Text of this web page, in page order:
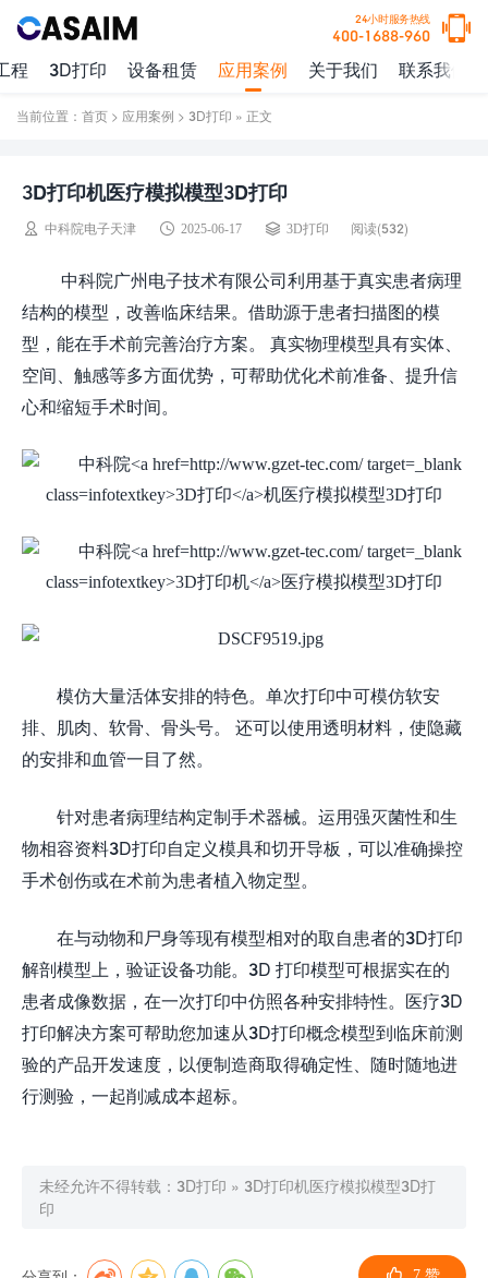
24小时服务热线
400-1688-960
程 3D打印 设备租赁 应用案例 关于我们 联系我们
当前位置： 首页 > 应用案例 > 3D打印 » 正文
3D打印机医疗模拟模型3D打印
中科院电子天津 2025-06-17 3D打印 阅读(532)
中科院广州电子技术有限公司利用基于真实患者病理
结构的模型，改善临床结果。借助源于患者扫描图的模
型，能在手术前完善治疗方案。
真实物理模型具有实体、
空间、触感等多方面优势，可帮助优化术前准备、提升信
心和缩短手术时间。
模仿大量活体安排的特色。单次打印中可模仿软安
排、肌肉、软骨、骨头号。
还可以使用透明材料，使隐藏
的安排和血管一目了然。
针对患者病理结构定制手术器械。运用强灭菌性和生
物相容资料3D打印自定义模具和切开导板，可以准确操控
手术创伤或在术前为患者植入物定型。
在与动物和尸身等现有模型相对的取自患者的3D打印
解剖模型上，验证设备功能。 3D 打印模型可根据实在的
患者成像数据，在一次打印中仿照各种安排特性。医疗3D
打印解决方案可帮助您加速从3D打印概念模型到临床前测
验的产品开发速度，以便制造商取得确定性、随时随地进
行测验，一起削减成本超标。
未经允许不得转载： 3D打印 » 3D打印机医疗模拟模型3D打
印
7 赞